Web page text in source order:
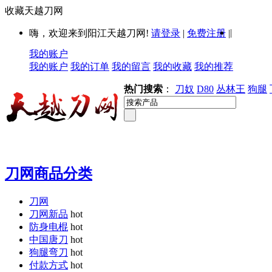
收藏天越刀网
嗨，欢迎来到阳江天越刀网! 请登录 | 免费注册 ||
我的账户
我的账户 我的订单 我的留言 我的收藏 我的推荐
热门搜索 ： 刀奴 D80 丛林王 狗腿
刀网商品分类
刀网
刀网新品 hot
防身电棍 hot
中国唐刀 hot
狗腿弯刀 hot
付款方式 hot